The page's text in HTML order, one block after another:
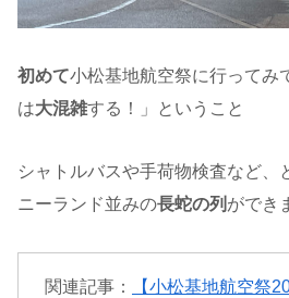
初めて小松基地航空祭に行ってみ
は大混雑する！」ということ
シャトルバスや手荷物検査など、
ニーランド並みの長蛇の列 ができ
関連記事：
【小松基地航空祭